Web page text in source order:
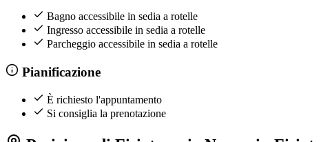
Bagno accessibile in sedia a rotelle
Ingresso accessibile in sedia a rotelle
Parcheggio accessibile in sedia a rotelle
Pianificazione
È richiesto l'appuntamento
Si consiglia la prenotazione